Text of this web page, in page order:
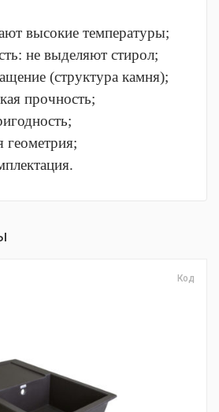
высокие температуры;
не выделяют стирол;
(структура камня);
прочность;
геометрия;
Код